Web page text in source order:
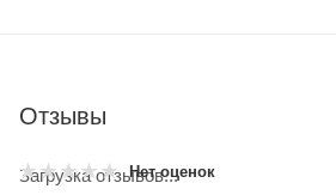
Отзывы
Нет оценок
Загрузка отзывов...